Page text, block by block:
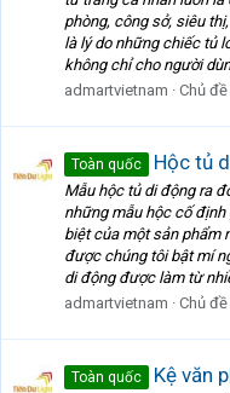
phòng, công sở, siêu
là lý do những chiếc tủ
không chỉ cho người
admartvietnam
Chủ đề
Toàn quốc Hộc tủ
Mẫu hộc tủ di động ra
những mẫu hộc cố
biệt của một sản phẩm
được chúng tôi bật mí
di động được làm từ
admartvietnam
Chủ đề
Toàn quốc Kệ văn